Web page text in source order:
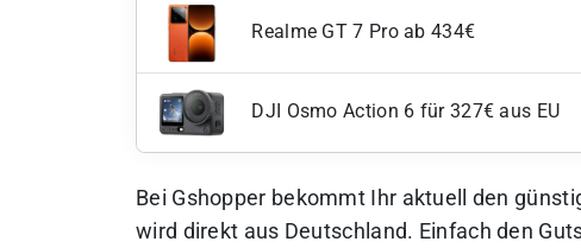
Realme GT 7 Pro ab 434€
DJI Osmo Action 6 für 327€ aus EU
Bei Gshopper bekommt Ihr aktuell den
wird direkt aus Deutschland. Einfach den